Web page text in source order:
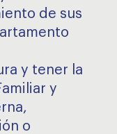
de sus
y tener la
y
o